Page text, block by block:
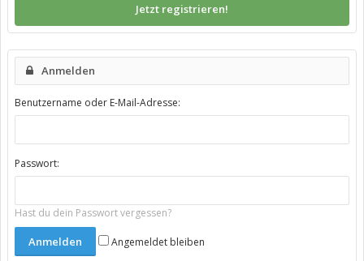
Jetzt registrieren!
Anmelden
Benutzername oder E-Mail-Adresse:
Passwort:
Hast du dein Passwort vergessen?
Angemeldet bleiben